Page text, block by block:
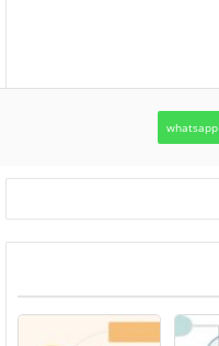
whatsapp